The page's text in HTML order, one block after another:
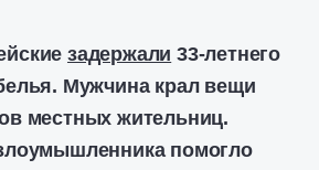
задержали 33-летнего
Мужчина крал вещи
местных жительниц.
помогло